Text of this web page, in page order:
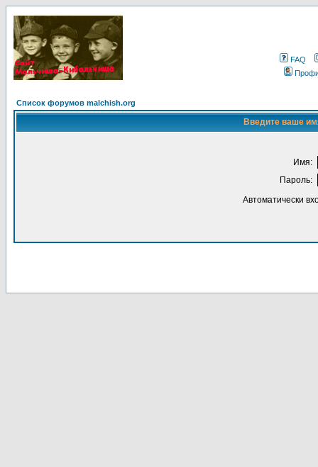
FAQ
Список форумов malchish.org
Введите ваше
Имя:
Пароль:
Автоматически